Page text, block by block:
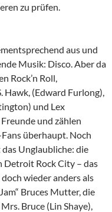
zu prüfen.
aus und
Musik: Disco. Aber da
Rock’n Roll,
(Edward Furlong),
und Lex
und zählen
überhaupt. Noch
das Unglaubliche: die
Detroit Rock City – das
wieder anders als
Bruces Mutter, die
Bruce (Lin Shaye),